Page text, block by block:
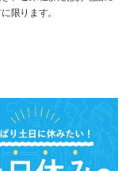
限ります。